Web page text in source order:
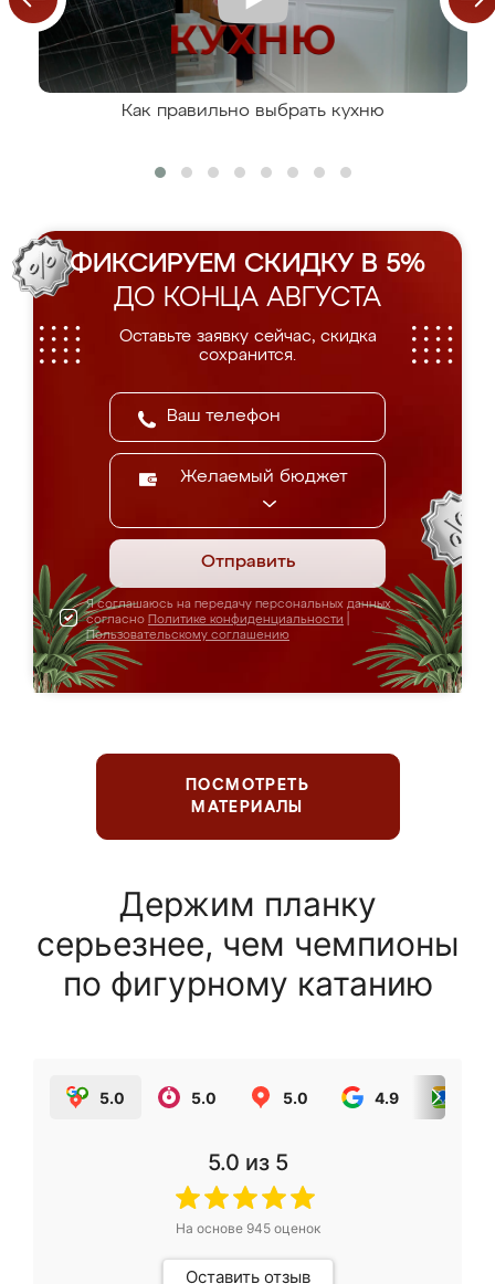
Как правильно выбрать кухню
ФИКСИРУЕМ СКИДКУ В 5%
ДО КОНЦА АВГУСТА
Оставьте заявку сейчас, скидка
сохранится.
Желаемый бюджет
Отправить
Я соглашаюсь на передачу персональных данных
согласно Политике конфиденциальности
Пользовательскому соглашению
ПОСМОТРЕТЬ
МАТЕРИАЛЫ
Держим планку
серьезнее, чем чемпионы
по фигурному катанию
5.0 5.0 5.0 4.9
5.0 из 5
На основе 945оценок
Оставить отзыв